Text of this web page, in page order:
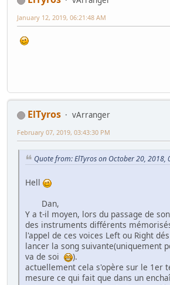
January 12, 2019, 06:21:48 AM
ElTyros
vArranger
February 07, 2019, 03:43:30 PM
Quote from: ElTyros on October 20, 2018,
Hell
Dan,
Y a t-il moyen, lors du passage de
des instruments différents
l'appel de ces voices Left ou Right
lancer la song suivante(uniquement
va de soi
).
actuellement cela s'opère sur le 1er
mesure ce qui fait que dans un